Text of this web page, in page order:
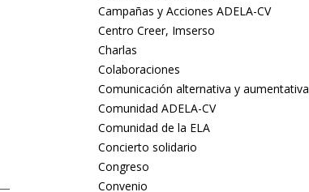
Campañas y Acciones ADELA-CV
Centro Creer, Imserso
Charlas
Colaboraciones
Comunicación alternativa y aumentativa
Comunidad ADELA-CV
Comunidad de la ELA
Concierto solidario
Congreso
Convenio